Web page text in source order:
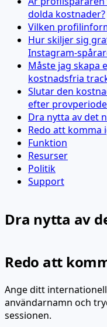
dolda kostnader?
Vilken
Hur skiljer sig
Instagram-
Måste jag skapa
kostnadsfria
Slutar den
efter
Dra nytta av det
Redo att komma
Funktion
Resurser
Politik
Support
Dra nytta av
Redo att
Ange ditt
användarnamn och
sessionen.